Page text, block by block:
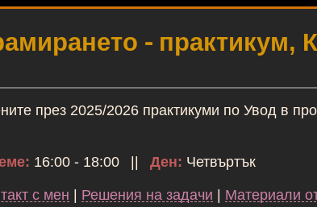
- практикум,
през 2025/2026 практикуми по Увод в
16:00 - 18:00 || Ден: Четвъртък
с мен | Решения на задачи | Материали